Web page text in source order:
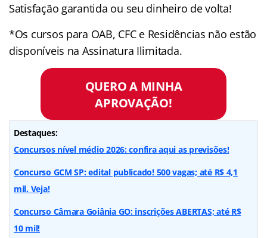
Satisfação garantida ou seu dinheiro de volta!
*Os cursos para OAB, CFC e Residências não estão
disponíveis na Assinatura Ilimitada.
QUERO A MINHA
APROVAÇÃO!
Destaques:
Concursos nível médio 2026: confira aqui as previsões!
Concurso GCM SP: edital publicado! 500 vagas; até R$ 4,1
mil. Veja!
Concurso Câmara Goiânia GO: inscrições ABERTAS; até R$
10 mil!